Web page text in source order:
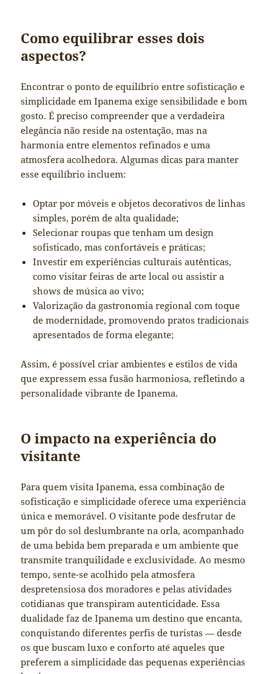
Como equilibrar esses dois
aspectos?
Encontrar o ponto de equilíbrio entre sofisticação e
simplicidade em Ipanema exige sensibilidade e bom
gosto. É preciso compreender que a verdadeira
elegância não reside na ostentação, mas na
harmonia entre elementos refinados e uma
atmosfera acolhedora. Algumas dicas para manter
esse equilíbrio incluem:
Optar por móveis e objetos decorativos de linhas
simples, porém de alta qualidade;
Selecionar roupas que tenham um design
sofisticado, mas confortáveis e práticas;
Investir em experiências culturais autênticas,
como visitar feiras de arte local ou assistir a
shows de música ao vivo;
Valorização da gastronomia regional com toque
de modernidade, promovendo pratos tradicionais
apresentados de forma elegante;
Assim, é possível criar ambientes e estilos de vida
que expressem essa fusão harmoniosa, refletindo a
personalidade vibrante de Ipanema.
O impacto na experiência do
visitante
Para quem visita Ipanema, essa combinação de
sofisticação e simplicidade oferece uma experiência
única e memorável. O visitante pode desfrutar de
um pôr do sol deslumbrante na orla, acompanhado
de uma bebida bem preparada e um ambiente que
transmite tranquilidade e exclusividade. Ao mesmo
tempo, sente-se acolhido pela atmosfera
despretensiosa dos moradores e pelas atividades
cotidianas que transpiram autenticidade. Essa
dualidade faz de Ipanema um destino que encanta,
conquistando diferentes perfis de turistas — desde
os que buscam luxo e conforto até aqueles que
preferem a simplicidade das pequenas experiências